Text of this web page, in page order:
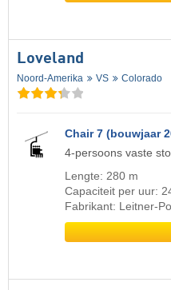
Loveland
Noord-Amerika VS Colorado
Chair 7 (bouwjaar
4-persoons vaste
Lengte: 280 m
Capaciteit per uur:
Fabrikant: Leitner-